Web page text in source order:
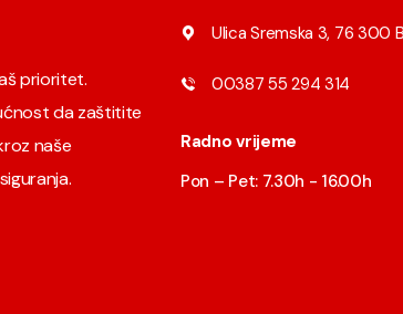
prioritet.
da zaštitite
naše
Ulica Sremska 3, 76 300
00387 55 294 314
Radno vrijeme
Pon – Pet: 7.30h - 16.00h